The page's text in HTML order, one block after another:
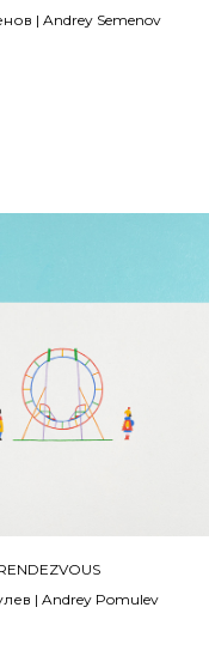
| Andrey Semenov
| Andrey Pomulev